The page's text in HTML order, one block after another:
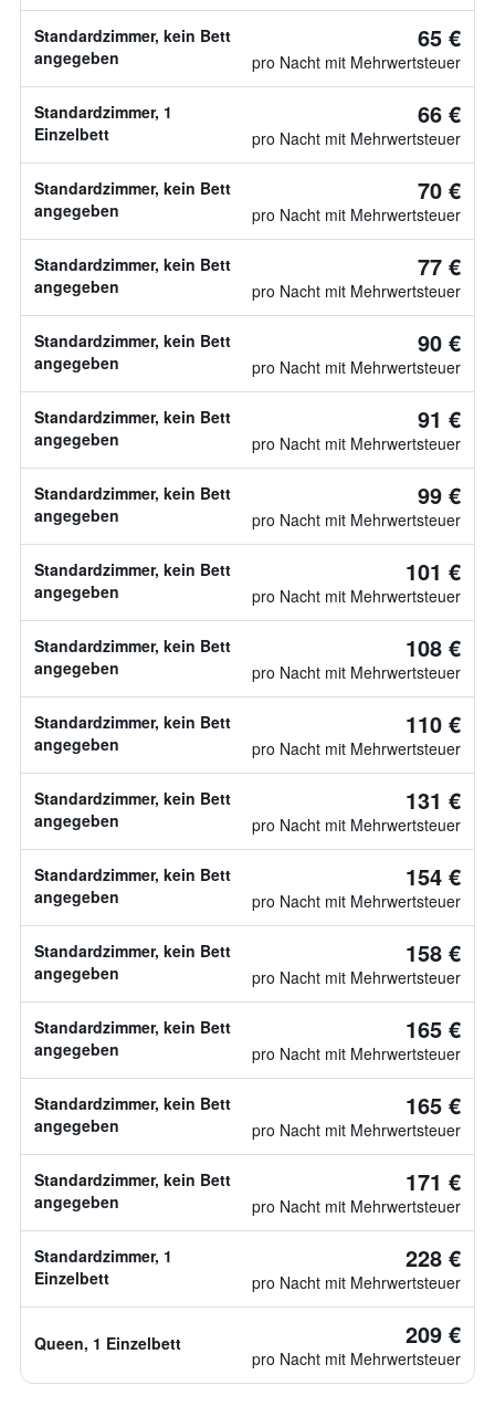
Standardzimmer, kein Bett
angegeben
65 €
pro Nacht mit Mehrwertsteuer
Standardzimmer, 1
Einzelbett
66 €
pro Nacht mit Mehrwertsteuer
Standardzimmer, kein Bett
angegeben
70 €
pro Nacht mit Mehrwertsteuer
Standardzimmer, kein Bett
angegeben
77 €
pro Nacht mit Mehrwertsteuer
Standardzimmer, kein Bett
angegeben
90 €
pro Nacht mit Mehrwertsteuer
Standardzimmer, kein Bett
angegeben
91 €
pro Nacht mit Mehrwertsteuer
Standardzimmer, kein Bett
angegeben
99 €
pro Nacht mit Mehrwertsteuer
Standardzimmer, kein Bett
angegeben
101 €
pro Nacht mit Mehrwertsteuer
Standardzimmer, kein Bett
angegeben
108 €
pro Nacht mit Mehrwertsteuer
Standardzimmer, kein Bett
angegeben
110 €
pro Nacht mit Mehrwertsteuer
Standardzimmer, kein Bett
angegeben
131 €
pro Nacht mit Mehrwertsteuer
Standardzimmer, kein Bett
angegeben
154 €
pro Nacht mit Mehrwertsteuer
Standardzimmer, kein Bett
angegeben
158 €
pro Nacht mit Mehrwertsteuer
Standardzimmer, kein Bett
angegeben
165 €
pro Nacht mit Mehrwertsteuer
Standardzimmer, kein Bett
angegeben
165 €
pro Nacht mit Mehrwertsteuer
Standardzimmer, kein Bett
angegeben
171 €
pro Nacht mit Mehrwertsteuer
Standardzimmer, 1
Einzelbett
228 €
pro Nacht mit Mehrwertsteuer
Queen, 1 Einzelbett 209 €
pro Nacht mit Mehrwertsteuer